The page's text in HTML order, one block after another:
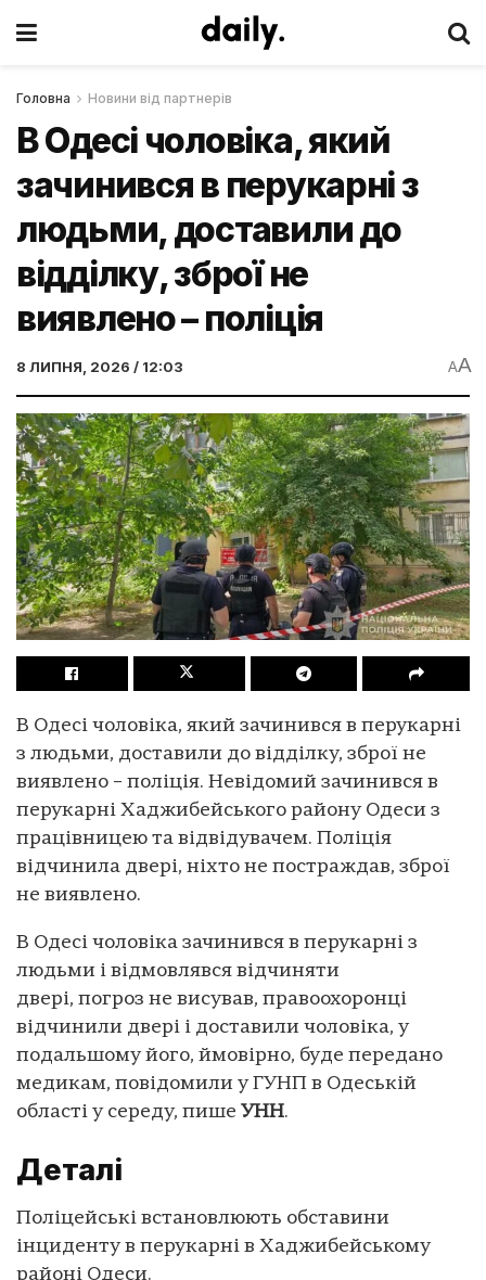
Головна Новини від партнерів
В Одесі чоловіка, який
зачинився в перукарні з
людьми, доставили до
відділку, зброї не
виявлено – поліція
8 ЛИПНЯ, 2026 / 12:03 AA
В Одесі чоловіка, який зачинився в перукарні
з людьми, доставили до відділку, зброї не
виявлено – поліція. Невідомий зачинився в
перукарні Хаджибейського району Одеси з
працівницею та відвідувачем. Поліція
відчинила двері, ніхто не постраждав, зброї
не виявлено.
В Одесі чоловіка зачинився в перукарні з
людьми і відмовлявся відчиняти
двері, погроз не висував, правоохоронці
відчинили двері і доставили чоловіка, у
подальшому його, ймовірно, буде передано
медикам, повідомили у ГУНП в Одеській
області у середу, пише УНН.
Деталі
Поліцейські встановлюють обставини
інциденту в перукарні в Хаджибейському
районі Одеси.